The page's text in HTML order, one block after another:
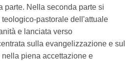
parte. Nella seconda parte si
pastorale dell'attuale
e lanciata verso
sulla evangelizzazione e sul
piena accettazione e